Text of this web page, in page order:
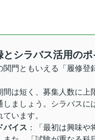
シラバス活用のポ
関門ともいえる「履修
間は短く、募集人数に
しましょう。シラバス
います。
バイス ：「最初は興味